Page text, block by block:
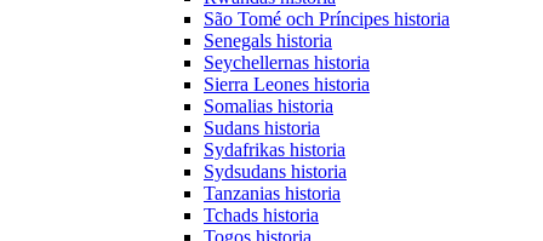
São Tomé och Príncipes historia
Senegals historia
Seychellernas historia
Sierra Leones historia
Somalias historia
Sudans historia
Sydafrikas historia
Sydsudans historia
Tanzanias historia
Tchads historia